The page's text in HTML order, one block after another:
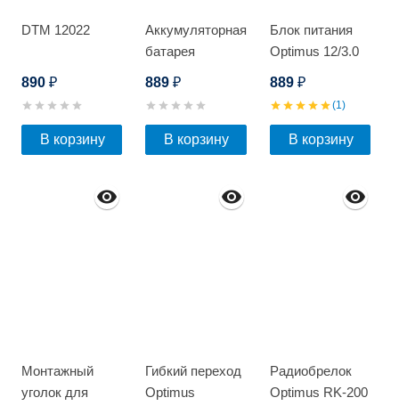
DTM 12022
890 ₽
В корзину
Аккумуляторная
батарея
889₽
В корзину
Блок питания
Optimus 12/3.0
889 ₽
(1)
В корзину
Монтажный
уголок для
Гибкий переход
Optimus
Радиобрелок
Optimus RK-200